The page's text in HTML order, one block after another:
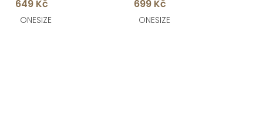
rukávem
649 Kč
ONESIZE
rukávem
699 Kč
ONESIZE